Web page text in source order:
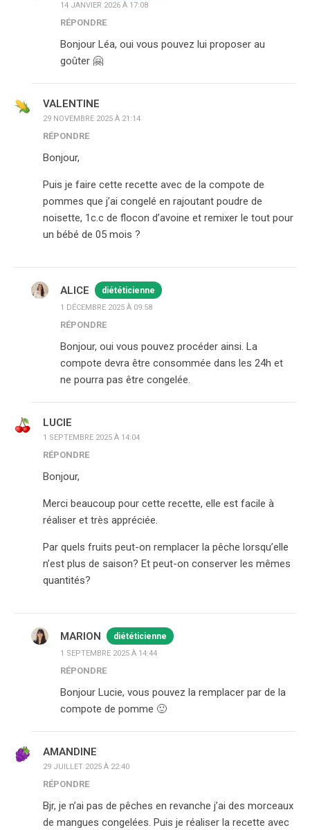
14 JANVIER 2026 À 17:08
RÉPONDRE
Bonjour Léa, oui vous pouvez lui proposer au
goûter 🤗
VALENTINE
29 NOVEMBRE 2025 À 21:14
RÉPONDRE
Bonjour,
Puis je faire cette recette avec de la compote de
pommes que j’ai congelé en rajoutant poudre de
noisette, 1c.c de flocon d’avoine et remixer le tout pour
un bébé de 05 mois ?
ALICE diététicienne
1 DÉCEMBRE 2025 À 09:58
RÉPONDRE
Bonjour, oui vous pouvez procéder ainsi. La
compote devra être consommée dans les 24h et
ne pourra pas être congelée.
LUCIE
1 SEPTEMBRE 2025 À 14:04
RÉPONDRE
Bonjour,
Merci beaucoup pour cette recette, elle est facile à
réaliser et très appréciée.
Par quels fruits peut-on remplacer la pêche lorsqu’elle
n’est plus de saison? Et peut-on conserver les mêmes
quantités?
MARION diététicienne
1 SEPTEMBRE 2025 À 14:44
RÉPONDRE
Bonjour Lucie, vous pouvez la remplacer par de la
compote de pomme 🙂
AMANDINE
29 JUILLET 2025 À 22:40
RÉPONDRE
Bjr, je n’ai pas de pêches en revanche j’ai des morceaux
de mangues congelées. Puis je réaliser la recette avec